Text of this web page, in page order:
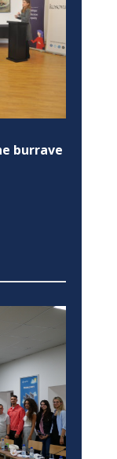
burrave